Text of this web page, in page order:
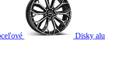
Disky alu